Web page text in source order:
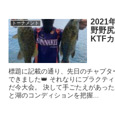
トーナメント
2021
野野
KTF
標題に記載の通り、先日のチャプ
できました👑 それなりにプラクテ
だ今大会。 決して手ごたえがあっ
と湖のコンディションを把握...